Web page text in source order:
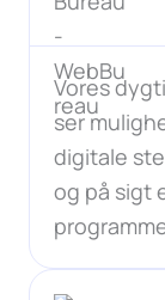
Vores
ser
digitale
og på sigt